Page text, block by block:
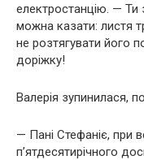
електростанцію. — Ти
можна казати: листя
не розтягувати його
доріжку!
Валерія зупинилася,
— Пані Стефаніє, при
п’ятдесятирічного